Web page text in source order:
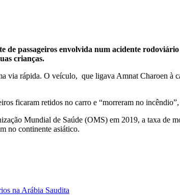
passageiros envolvida num acidente
crianças.
via rápida. O veículo, que ligava Amnat Charoen à
ficaram retidos no carro e “morreram no
Mundial de Saúde (OMS) em 2019, a taxa de
no continente asiático.
na Arábia Saudita